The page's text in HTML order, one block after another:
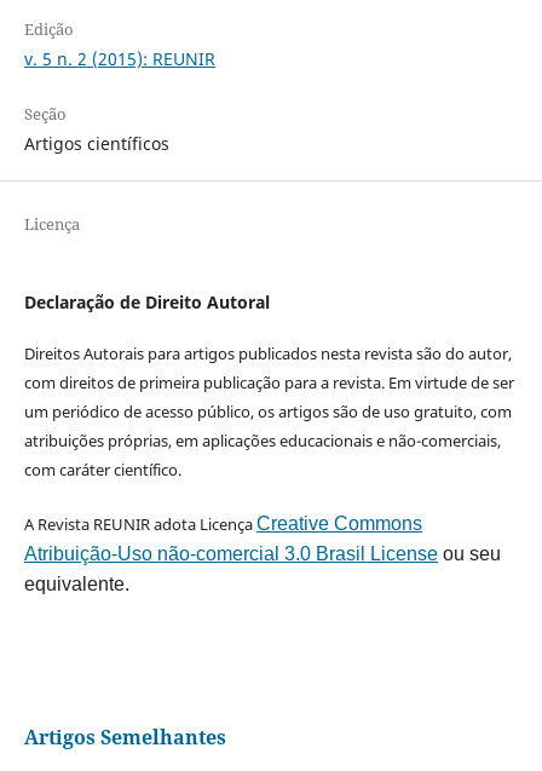
Edição
v. 5 n. 2 (2015): REUNIR
Seção
Artigos científicos
Licença
Declaração de Direito Autoral
Direitos Autorais para artigos publicados nesta revista são do autor,
com direitos de primeira publicação para a revista. Em virtude de ser
um periódico de acesso público, os artigos são de uso gratuito, com
atribuições próprias, em aplicações educacionais e não-comerciais,
com caráter científico.
A Revista REUNIR adota LicençaCreative Commons
Atribuição-Uso não-comercial 3.0 Brasil Licenseou seu
equivalente.
Artigos Semelhantes